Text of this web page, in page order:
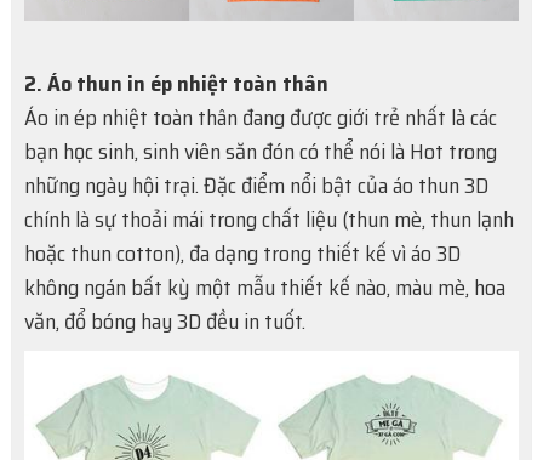
2. Áo thun in ép nhiệt toàn thân
Áo in ép nhiệt toàn thân đang được giới trẻ nhất là các
bạn học sinh, sinh viên săn đón có thể nói là Hot trong
những ngày hội trại. Đặc điểm nổi bật của áo thun 3D
chính là sự thoải mái trong chất liệu (thun mè, thun lạnh
hoặc thun cotton), đa dạng trong thiết kế vì áo 3D
không ngán bất kỳ một mẫu thiết kế nào, màu mè, hoa
văn, đổ bóng hay 3D đều in tuốt.